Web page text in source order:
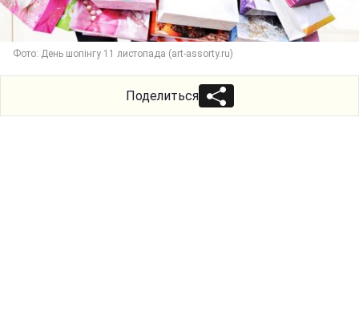
Фото: День шопінгу 11 листопада (art-assorty.ru)
Поделиться